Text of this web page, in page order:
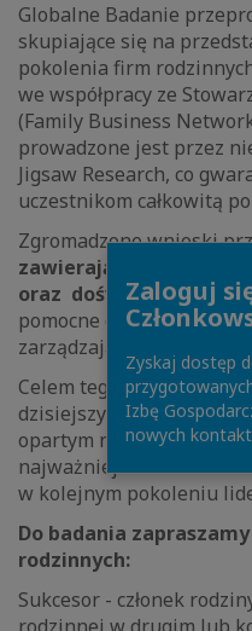
Globalne Badanie
skupiające się na
pokolenia firm
we współpracy ze
(Family Business
prowadzone jest przez
Jigsaw Research, co
uczestnikom całkowitą
Zgromadzone wnioski
zawierającego
oraz doświadczenia ,
pomocne dla pozostałych
zarządzających firmami
Celem tegorocznej
dzisiejszymcyfrowymi
opartym nasztucznej
najważniejsze dla
w kolejnym pokoleniu
Do badania
rodzinnych:
Sukcesor - członek
Zaloguj
Zyskaj dostęp
Izbę
nowych